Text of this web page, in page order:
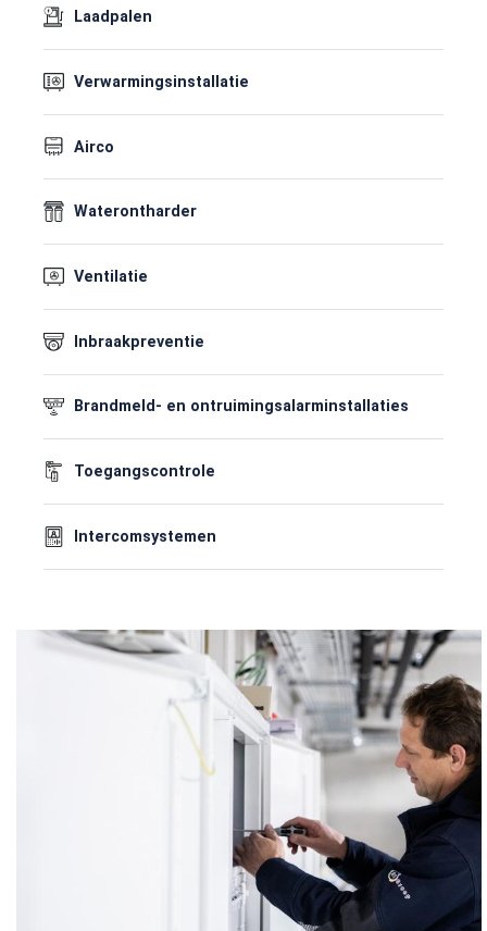
Laadpalen
Verwarmingsinstallatie
Airco
Waterontharder
Ventilatie
Inbraakpreventie
Brandmeld- en ontruimingsalarminstallaties
Toegangscontrole
Intercomsystemen